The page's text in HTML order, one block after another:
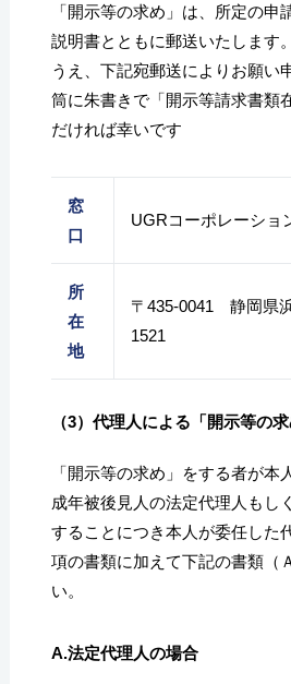
「開示等の求め」は、所定の
説明書とともに郵送いたします
うえ、下記宛郵送によりお願い
筒に朱書きで「開示等請求書類
だければ幸いです
窓
口
UGRコーポレーシ
所
在
地
〒435-0041 静岡県
1521
（3）代理人による「開示等の求
「開示等の求め」をする者が本
成年被後見人の法定代理人もし
することにつき本人が委任した
項の書類に加えて下記の書類（
い。
A.法定代理人の場合